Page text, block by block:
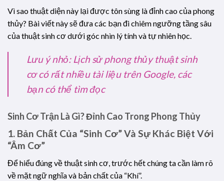
Vì sao thuật diện này lại được tôn sùng là đỉnh cao của phong
thủy? Bài viết này sẽ đưa các bạn đi chiêm ngưỡng tầng sâu
của thuật sinh cơ dưới góc nhìn lý tính và tự nhiên học.
Lưu ý nhỏ: Lịch sử phong thủy thuật sinh
cơ có rất nhiều tài liệu trên Google, các
bạn có thể tìm đọc
Sinh Cơ Trận Là Gì? Đỉnh Cao Trong Phong Thủy
1. Bản Chất Của “Sinh Cơ” Và Sự Khác Biệt Với
“Âm Cơ”
Để hiểu đúng về thuật sinh cơ, trước hết chúng ta cần làm rõ
về mặt ngữ nghĩa và bản chất của “Khí”.